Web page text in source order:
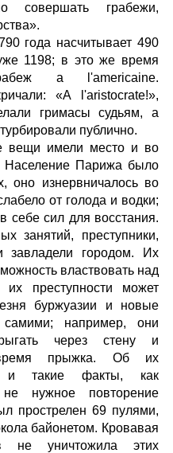
совершать грабежи,
года насчитывает 490
1198; в это же время
а l'americainе.
«А l'aristocrate!»,
гримасы судьям, а
публично.
имели место и во
Парижа было
оно изнервничалось во
от голода и водки;
себе сил для восстания.
занятий, преступники,
завладели городом. Их
властвовать над
их преступности может
буржуазии и новые
например, они
через стену и
прыжка. Об их
и такие факты, как
нужное повторение
прострелен 69 пулями,
байонетом. Кровавая
не уничтожила этих